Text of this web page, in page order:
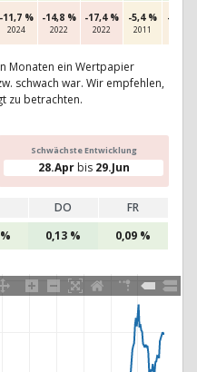
-11,7 %
2024
-14,8 %
2022
-17,4 %
2022
-5,4 %
2011
-8,5 %
Monaten ein Wertpapier
schwach war. Wir empfehlen,
zu betrachten.
Schwächste Entwicklung
28.Aprbis 29.Jun
DO
FR
0,13 % 0,09 %